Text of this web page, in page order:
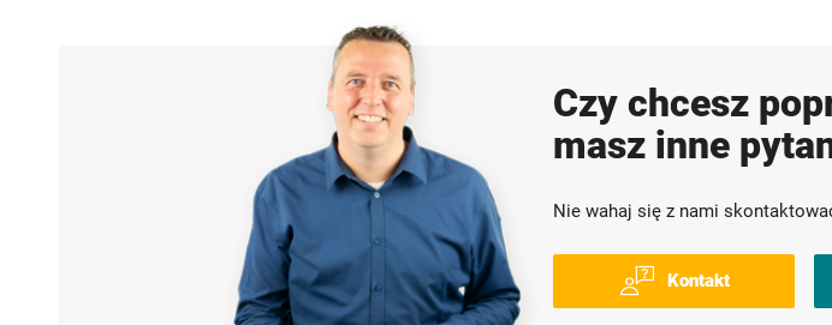
Czy chcesz
masz inne
Nie wahaj się z nami
Kontakt